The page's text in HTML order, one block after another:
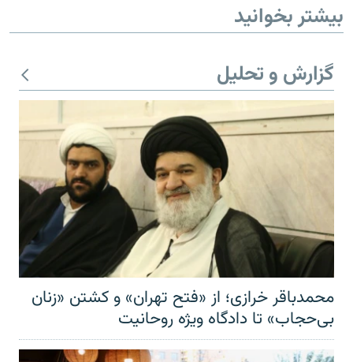
بیشتر بخوانید
گزارش و تحلیل
محمدباقر خرازی؛ از «فتح تهران» و کشتن «زنان
بی‌حجاب» تا دادگاه ویژه روحانیت